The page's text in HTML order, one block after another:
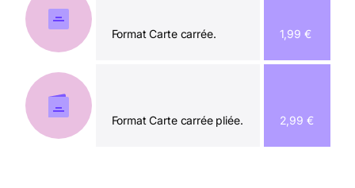
Format Carte carrée. 1,99 €
Format Carte carrée pliée. 2,99 €